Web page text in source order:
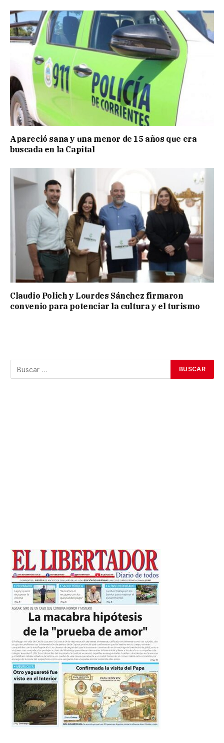
Apareció sana y una menor de 15 años que era
buscada en la Capital
Claudio Polich y Lourdes Sánchez firmaron
convenio para potenciar la cultura y el turismo